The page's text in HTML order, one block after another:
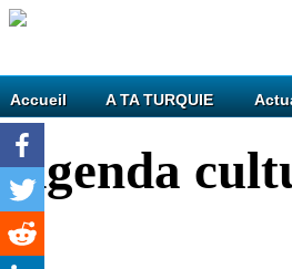
Accueil A TA TURQUIE
Agenda